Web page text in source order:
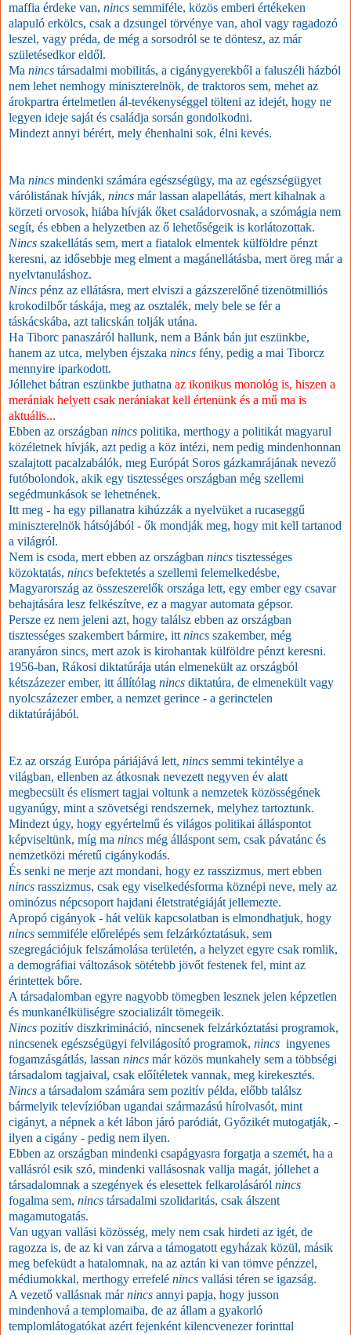
maffia érdeke van, nincs semmiféle, közös emberi értékeken
alapuló erkölcs, csak a dzsungel törvénye van, ahol vagy ragadozó
leszel, vagy préda, de még a sorsodról se te döntesz, az már
születésedkor eldől.
Ma nincs társadalmi mobilitás, a cigánygyerekből a faluszéli házból
nem lehet nemhogy miniszterelnök, de traktoros sem, mehet az
árokpartra értelmetlen ál-tevékenységgel tölteni az idejét, hogy ne
legyen ideje saját és családja sorsán gondolkodni.
Mindezt annyi bérért, mely éhenhalni sok, élni kevés.
Ma nincs mindenki számára egészségügy, ma az egészségügyet
várólistának hívják, nincs már lassan alapellátás, mert kihalnak a
körzeti orvosok, hiába hívják őket családorvosnak, a szómágia nem
segít, és ebben a helyzetben az ő lehetőségeik is korlátozottak.
Nincs szakellátás sem, mert a fiatalok elmentek külföldre pénzt
keresni, az idősebbje meg elment a magánellátásba, mert öreg már a
nyelvtanuláshoz.
Nincs pénz az ellátásra, mert elviszi a gázszerelőné tizenötmilliós
krokodilbőr táskája, meg az osztalék, mely bele se fér a
táskácskába, azt talicskán tolják utána.
Ha Tiborc panaszáról hallunk, nem a Bánk bán jut eszünkbe,
hanem az utca, melyben éjszaka nincs fény, pedig a mai Tiborcz
mennyire iparkodott.
Jóllehet bátran eszünkbe juthatna az ikonikus monológ is, hiszen a
merániak helyett csak nerániakat kell értenünk és a mű ma is
aktuális...
Ebben az országban nincs politika, merthogy a politikát magyarul
közéletnek hívják, azt pedig a köz intézi, nem pedig mindenhonnan
szalajtott pacalzabálók, meg Európát Soros gázkamrájának nevező
futóbolondok, akik egy tisztességes országban még szellemi
segédmunkások se lehetnének.
Itt meg - ha egy pillanatra kihúzzák a nyelvüket a rucaseggű
miniszterelnök hátsójából - ők mondják meg, hogy mit kell tartanod
a világról.
Nem is csoda, mert ebben az országban nincs tisztességes
közoktatás, nincs befektetés a szellemi felemelkedésbe,
Magyarország az összeszerelők országa lett, egy ember egy csavar
behajtására lesz felkészítve, ez a magyar automata gépsor.
Persze ez nem jeleni azt, hogy találsz ebben az országban
tisztességes szakembert bármire, itt nincs szakember, még
aranyáron sincs, mert azok is kirohantak külföldre pénzt keresni.
1956-ban, Rákosi diktatúrája után elmenekült az országból
kétszázezer ember, itt állítólag nincs diktatúra, de elmenekült vagy
nyolcszázezer ember, a nemzet gerince - a gerinctelen
diktatúrájából.
Ez az ország Európa páriájává lett, nincs semmi tekintélye a
világban, ellenben az átkosnak nevezett negyven év alatt
megbecsült és elismert tagjai voltunk a nemzetek közösségének
ugyanúgy, mint a szövetségi rendszernek, melyhez tartoztunk.
Mindezt úgy, hogy egyértelmű és világos politikai álláspontot
képviseltünk, míg ma nincs még álláspont sem, csak pávatánc és
nemzetközi méretű cigánykodás.
És senki ne merje azt mondani, hogy ez rasszizmus, mert ebben
nincs rasszizmus, csak egy viselkedésforma köznépi neve, mely az
ominózus népcsoport hajdani életstratégiáját jellemezte.
Apropó cigányok - hát velük kapcsolatban is elmondhatjuk, hogy
nincs semmiféle előrelépés sem felzárkóztatásuk, sem
szegregációjuk felszámolása területén, a helyzet egyre csak romlik,
a demográfiai változások sötétebb jövőt festenek fel, mint az
érintettek bőre.
A társadalomban egyre nagyobb tömegben lesznek jelen képzetlen
és munkanélküliségre szocializált tömegeik.
Nincs pozitív diszkrimináció, nincsenek felzárkóztatási programok,
nincsenek egészségügyi felvilágosító programok, nincs ingyenes
fogamzásgátlás, lassan nincs már közös munkahely sem a többségi
társadalom tagjaival, csak előítéletek vannak, meg kirekesztés.
Nincs a társadalom számára sem pozitív példa, előbb találsz
bármelyik televízióban ugandai származású hírolvasót, mint
cigányt, a népnek a két lábon járó paródiát, Győzikét mutogatják, -
ilyen a cigány - pedig nem ilyen.
Ebben az országban mindenki csapágyasra forgatja a szemét, ha a
vallásról esik szó, mindenki vallásosnak vallja magát, jóllehet a
társadalomnak a szegények és elesettek felkarolásáról nincs
fogalma sem, nincs társadalmi szolidaritás, csak álszent
magamutogatás.
Van ugyan vallási közösség, mely nem csak hirdeti az igét, de
ragozza is, de az ki van zárva a támogatott egyházak közül, másik
meg befeküdt a hatalomnak, na az aztán ki van tömve pénzzel,
médiumokkal, merthogy errefelé nincs vallási téren se igazság.
A vezető vallásnak márnincs annyi papja, hogy jusson
mindenhová a templomaiba, de az állam a gyakorló
templomlátogatókat azért fejenként kilencvenezer forinttal